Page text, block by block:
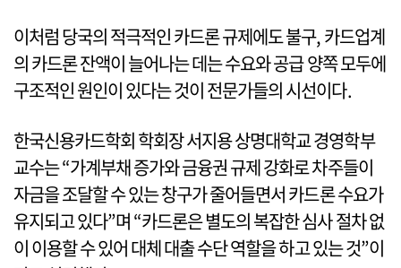
이처럼 당국의 적극적인 카드론 규제에도 불구, 카드업계
의 카드론 잔액이 늘어나는 데는 수요와 공급 양쪽 모두에
구조적인 원인이 있다는 것이 전문가들의 시선이다.
한국신용카드학회 학회장 서지용 상명대학교 경영학부
교수는 “가계부채 증가와 금융권 규제 강화로 차주들이
자금을 조달할 수 있는 창구가 줄어들면서 카드론 수요가
유지되고 있다”며 “카드론은 별도의 복잡한 심사 절차 없
이 이용할 수 있어 대체 대출 수단 역할을 하고 있는 것”이